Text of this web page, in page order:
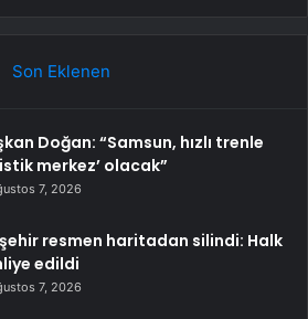
Son Eklenen
Doğan: “Samsun, hızlı trenle
merkez’ olacak”
7, 2026
resmen haritadan silindi: Halk
edildi
7, 2026